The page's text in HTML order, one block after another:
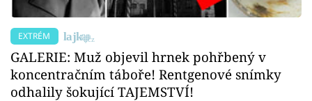
EXTRÉM
GALERIE: Muž objevil hrnek pohřbený v
koncentračním táboře! Rentgenové snímky
odhalily šokující TAJEMSTVÍ!